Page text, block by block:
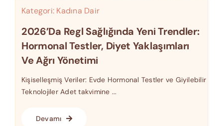
Kategori: Kadına Dair
2026’da Regl Sağlığında Yeni Trendler:
Hormonal Testler, Diyet Yaklaşımları
Ve Ağrı Yönetimi
Kişiselleşmiş Veriler: Evde Hormonal Testler ve Giyilebilir
Teknolojiler Adet takvimine ...
Devamı